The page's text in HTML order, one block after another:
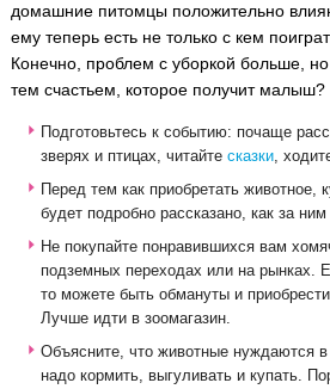
домашние питомцы положительно
ему теперь есть не только с кем
Конечно, проблем с уборкой больше, но
тем счастьем, которое получит малыш?
Подготовьтесь к событию: почаще
зверях и птицах, читайте сказки,
Перед тем как приобретать животное,
будет подробно рассказано, как за
Не покупайте понравившихся вам
подземных переходах или на рынках.
то можете быть обмануты и
Лучше идти в зоомагазин.
Объясните, что животные нуждаются
надо кормить, выгуливать и купать.